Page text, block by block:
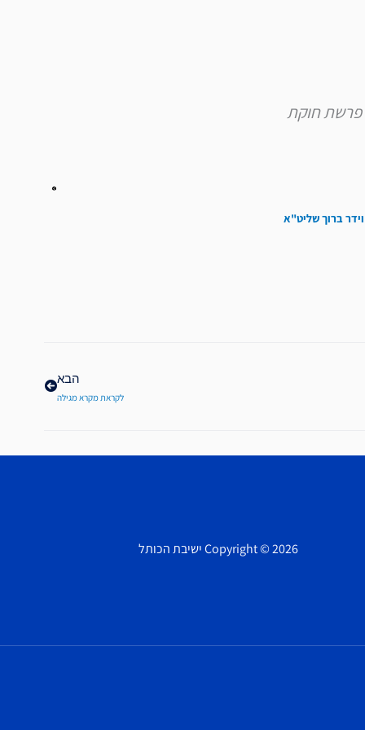
ברוך שליט"א
הבא
לקראת מקרא מגילה
Copyright © 2026 ישיבת הכותל